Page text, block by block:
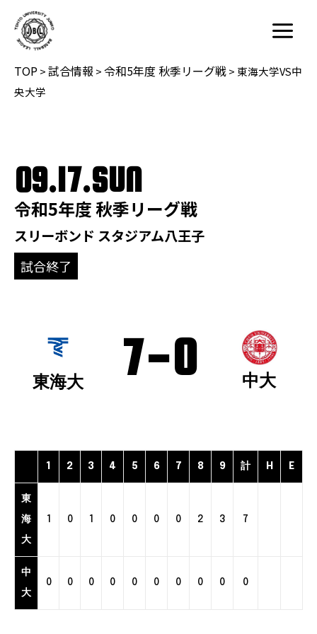
Main
Menu
TOP>試合情報 >令和5年度 秋季リーグ戦> 東海大学VS中
央大学
09.17.SUN
令和5年度 秋季リーグ戦
スリーボンド スタジアム八王子
試合終了
東海大 7-0 中大
1 2 3 4 5 6 7 8 9 計 H E
東
海
大
1 0 1 0 0 0 0 2 3 7
中
大
0 0 0 0 0 0 0 0 0 0